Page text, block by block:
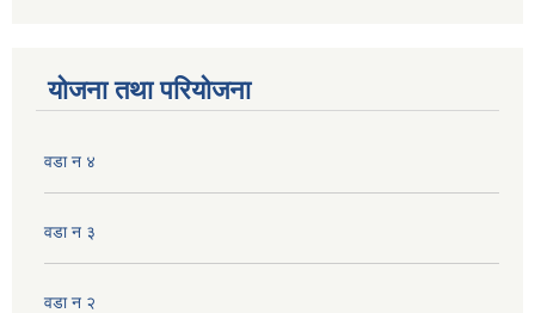
योजना तथा परियोजना
वडा न ४
वडा न ३
वडा न‌‍ २